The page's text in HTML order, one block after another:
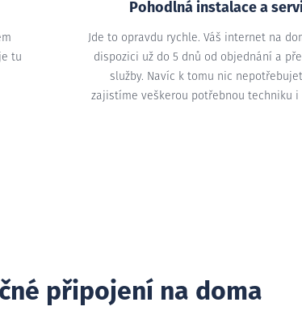
tu
Pohodlná instalace a
Jde to opravdu rychle. Váš internet na
dispozici už do 5 dnů od objednání a
služby. Navíc k tomu nic
zajistíme veškerou potřebnou techniku i
připojení na doma